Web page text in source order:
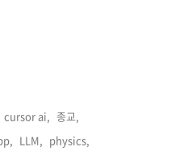
cursor ai, 종교,
LLM, physics,